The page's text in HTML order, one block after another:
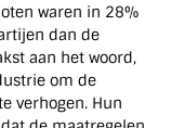
waren in 28%
dan de
aan het woord,
om de
verhogen. Hun